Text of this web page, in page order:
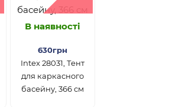
В наявності
630грн
Intex 28031, Тент
для каркасного
басейну, 366 см